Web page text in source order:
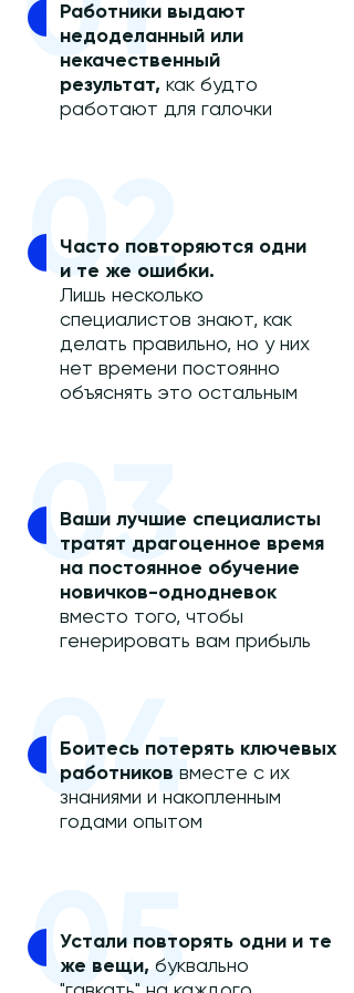
Работники выдают
недоделанный или
некачественный
результат, как будто
работают для галочки
02
Часто повторяются одни
и те же ошибки.
Лишь несколько
специалистов знают, как
делать правильно, но у них
нет времени постоянно
объяснять это остальным
03
Ваши лучшие специалисты
тратят драгоценное время
на постоянное обучение
новичков-однодневок
вместо того, чтобы
генерировать вам прибыль
04
Боитесь потерять ключевых
работников вместе с их
знаниями и накопленным
годами опытом
05
Устали повторять одни и те
же вещи, буквально